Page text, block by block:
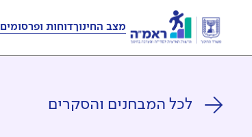
מצב החינוךדוחות ופרסומים
לכל המבחנים והסקרים